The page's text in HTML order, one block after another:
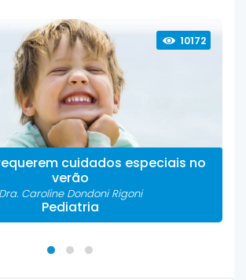
10172
cuidados especiais no
verão
Dra. Caroline Dondoni Rigoni
Pediatria